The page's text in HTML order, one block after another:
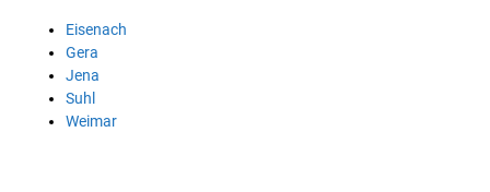
Eisenach
Gera
Jena
Suhl
Weimar